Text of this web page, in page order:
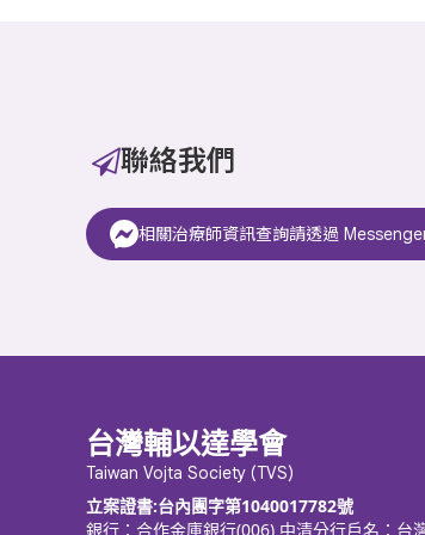
聯絡我們
相關治療師資訊查詢請透過
台灣輔以達學會
Taiwan Vojta Society (TVS)
立案證書:台內團字第1040017782號
銀行：合作金庫銀行(006) 中清分行戶名：台